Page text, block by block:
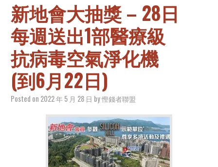
新地會大抽獎 – 28日
每週送出1部醫療級
抗病毒空氣淨化機
(到6月22日)
Posted on 2022 年 5 月 28 日 by慳錢者聯盟